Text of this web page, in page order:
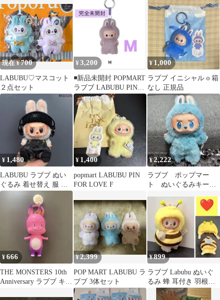
現在 ¥700
LABUBU♡マスコット
２点セット
¥ 3,200
◾️新品未開封 POPMART
ラブブ LABUBU PIN
FOR LOVE【M】
¥ 1,000
ラブブ イニシャル o 箱
なし 正規品
¥ 1,480
LABUBU ラブブ ぬい
ぐるみ 着せ替え 服 ぬ
い服 オーバーオール
¥ 1,400
popmart LABUBU PIN
FOR LOVE F
¥2,222
ラブブ ポップマー
ト ぬいぐるみキーホ
¥666
THE MONSTERS 10th
Anniversary ラブブ キー
¥2,399
POP MART LABUBU ラ
ブブ 3体セット
¥899
ラブブ Labubu ぬいぐ
るみ 蜂 耳付き 羽根付
き着せ替え服 かわいい